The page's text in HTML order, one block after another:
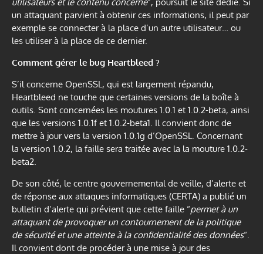
un attaquant parvient à obtenir ces informations, il peut par
exemple se connecter à la place d’un autre utilisateur… ou
les utiliser à la place de ce dernier.
Comment gérer le bug Heartbleed ?
S’il concerne OpenSSL, qui est largement répandu,
Heartbleed ne touche que certaines versions de la boîte à
outils. Sont concernées les moutures 1.0.1 et 1.0.2-beta, ainsi
que les versions 1.0.1f et 1.0.2-beta1. Il convient donc de
mettre à jour vers la version 1.0.1g d’OpenSSL. Concernant
la version 1.0.2, la faille sera traitée avec la la mouture 1.0.2-
beta2.
De son côté, le centre gouvernemental de veille, d’alerte et
de réponse aux attaques informatiques (CERTA) a publié un
bulletin d’alerte qui prévient que cette faille “permet à un
attaquant de provoquer un contournement de la politique
de sécurité et une atteinte à la confidentialité des données“.
Il convient dont de procéder à une mise à jour des